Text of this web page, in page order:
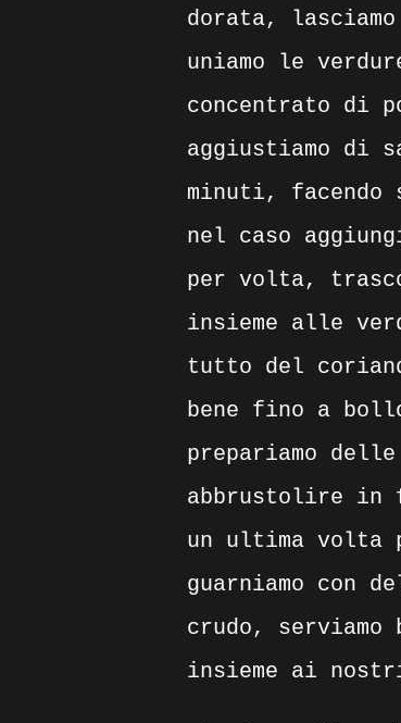
dorata,
uniamo le
concentrato di
aggiustiamo di
minuti, facendo
nel caso
per volta,
insieme alle
tutto del
bene fino a
prepariamo
abbrustolire in
un ultima volta
guarniamo con
crudo,
insieme ai